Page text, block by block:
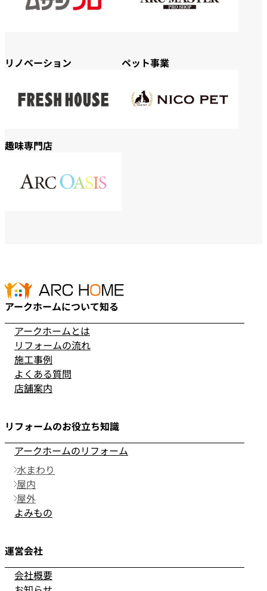
リノベーション ペット事業
趣味専門店
アークホームについて知る
アークホームとは
リフォームの流れ
施工事例
よくある質問
店舗案内
リフォームのお役立ち知識
アークホームのリフォーム
水まわり
屋内
屋外
よみもの
運営会社
会社概要